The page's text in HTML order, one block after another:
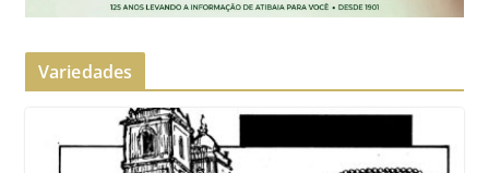
Variedades